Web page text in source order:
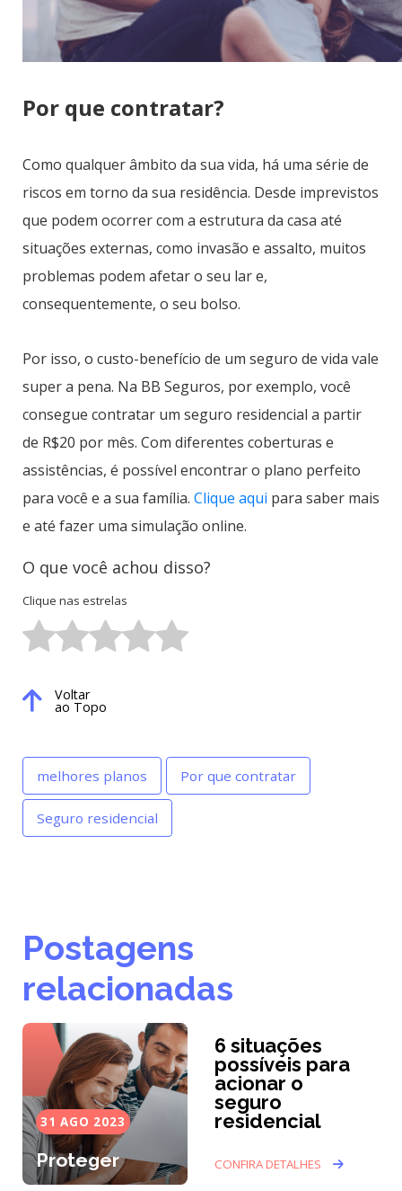
Por que contratar?
Como qualquer âmbito da sua vida, há uma série de
riscos em torno da sua residência. Desde imprevistos
que podem ocorrer com a estrutura da casa até
situações externas, como invasão e assalto, muitos
problemas podem afetar o seu lar e,
consequentemente, o seu bolso.
Por isso, o custo-benefício de um seguro de vida vale
super a pena. Na BB Seguros, por exemplo, você
consegue contratar um seguro residencial a partir
de R$20 por mês. Com diferentes coberturas e
assistências, é possível encontrar o plano perfeito
para você e a sua família. Clique aqui para saber mais
e até fazer uma simulação online.
O que você achou disso?
Clique nas estrelas
Voltar
ao Topo
melhores planos Por que contratar
Seguro residencial
Postagens
relacionadas
31 AGO 2023
Proteger
6 situações
possíveis para
acionar o
seguro
residencial
CONFIRA DETALHES